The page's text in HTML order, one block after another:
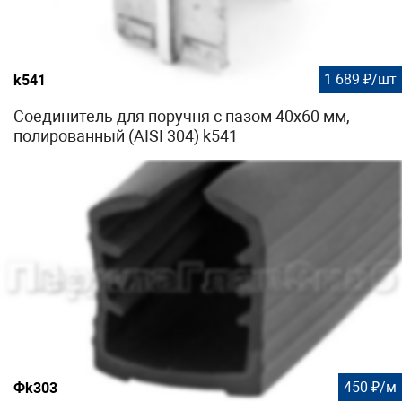
k541 1 689 ₽/шт
Соединитель для поручня с пазом 40х60 мм,
полированный (AISI 304) k541
Фk303 450 ₽/м